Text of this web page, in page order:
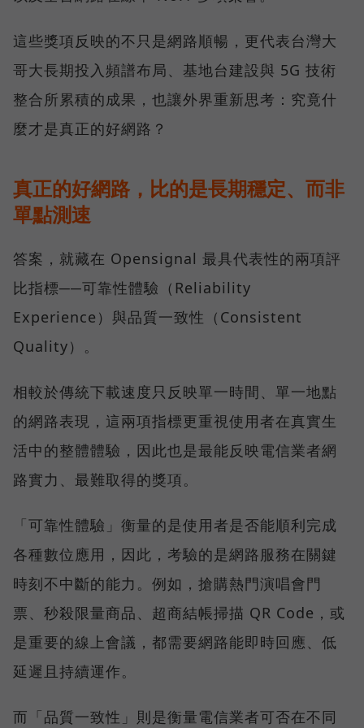
這些獎項反映的不只是網路順暢，更代表台灣大
哥大長期投入頻譜布局、基地台建設與 5G 技術
整合所累積的成果，也讓外界重新思考：究竟什
麼才是真正的好網路？
真正的好網路，比的是長期穩定、而非
單點測速
答案，就藏在 Opensignal 最具代表性的兩項評
比指標──可靠性體驗（Reliability
Experience）與品質一致性（Consistent
Quality）。
相較於傳統下載速度只反映單一時間、單一地點
的網路表現，這兩項指標更重視使用者在真實生
活中的整體體驗，因此也是最能反映電信業者網
路實力、最難取得的獎項。
「可靠性體驗」衡量的是使用者是否能順利完成
各種數位應用，因此，考驗的是網路服務在關鍵
時刻不中斷的能力。例如，搶購熱門演唱會門
票、秒殺限量商品、超商結帳掃描 QR Code，或
是重要的線上會議，都需要網路能即時回應、低
延遲且持續運作。
而「品質一致性」則是衡量電信業者可否在不同